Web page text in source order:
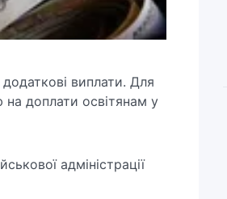
виплати. Для
доплати освітянам у
адміністрації